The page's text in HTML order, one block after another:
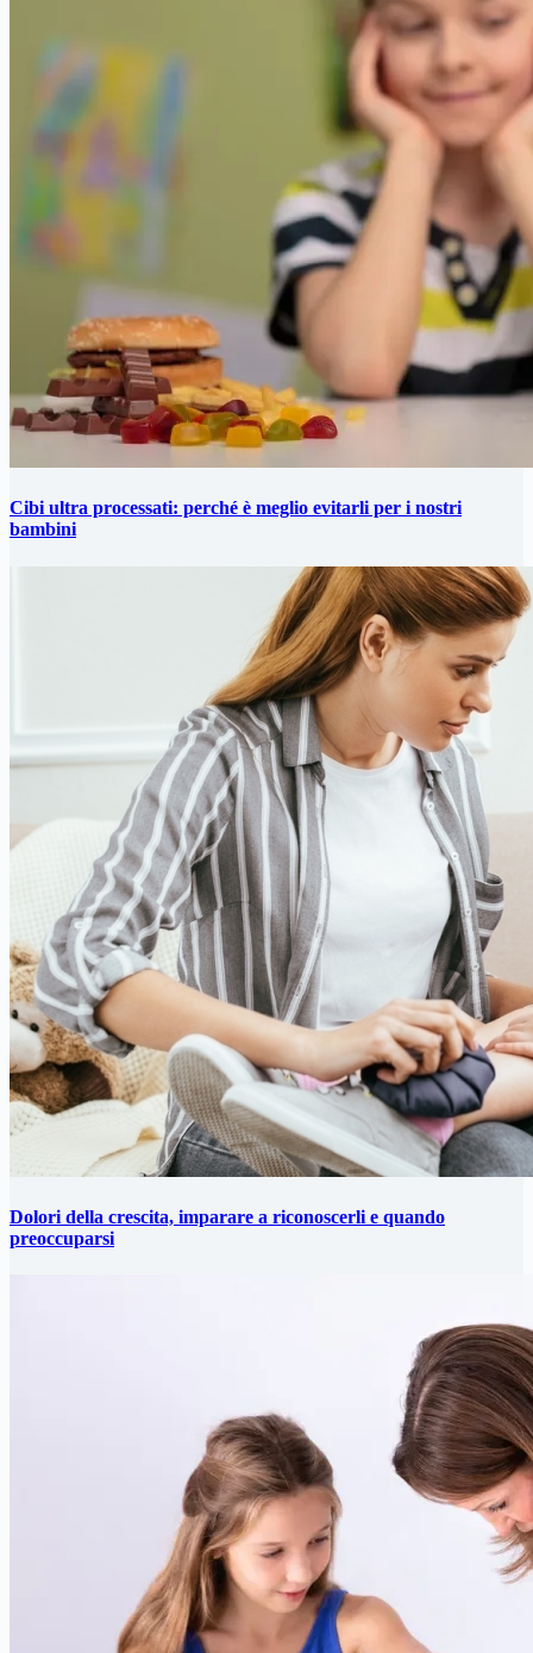
Cibi ultra processati: perché è meglio evitarli per i nostri
bambini
Dolori della crescita, imparare a riconoscerli e quando
preoccuparsi